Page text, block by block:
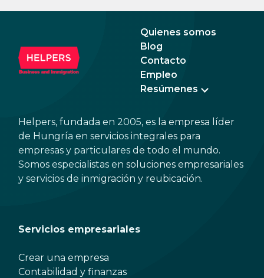
Quienes somos
Blog
Contacto
Empleo
Resúmenes
Helpers, fundada en 2005, es la empresa líder
de Hungría en servicios integrales para
empresas y particulares de todo el mundo.
Somos especialistas en soluciones empresariales
y servicios de inmigración y reubicación.
Servicios empresariales
Crear una empresa
Contabilidad y finanzas